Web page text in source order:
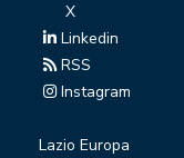
X
Linkedin
RSS
Instagram
Lazio Europa